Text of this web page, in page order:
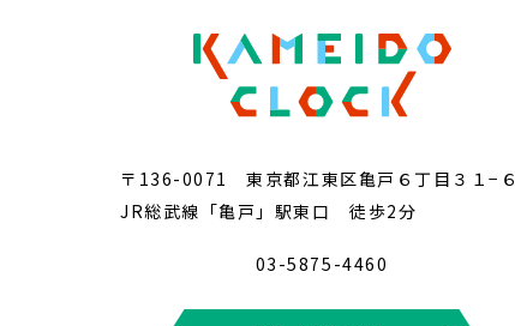
〒136-0071 東京都江東区亀戸６丁目３１−６
JR総武線「亀戸」駅東口 徒歩2分
03-5875-4460